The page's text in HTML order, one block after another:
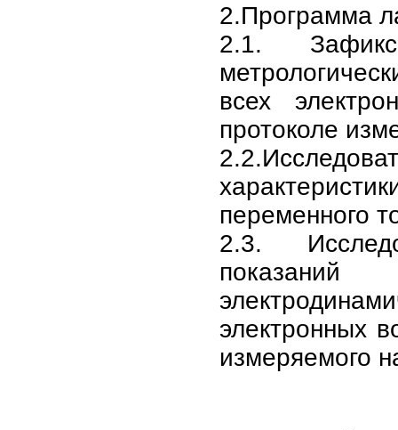
2.Программа
2.1.
всех
протоколе
переменного
2.3.
показаний
электронных
измеряемого